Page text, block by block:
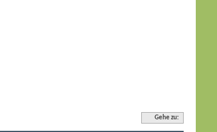
Gehe zu: